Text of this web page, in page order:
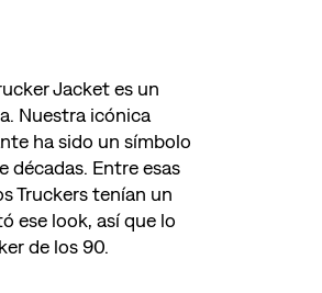
Jacket es un
Nuestra icónica
ha sido un símbolo
décadas. Entre esas
Truckers tenían un
ese look, así que lo
de los 90.